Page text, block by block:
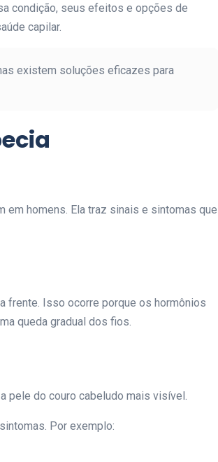
condição, seus efeitos e opções de
capilar.
existem soluções eficazes para
em homens. Ela traz sinais e sintomas que
frente. Isso ocorre porque os hormônios
queda gradual dos fios.
pele do couro cabeludo mais visível.
Por exemplo: